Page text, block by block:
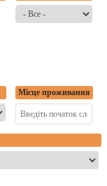
Місце проживання